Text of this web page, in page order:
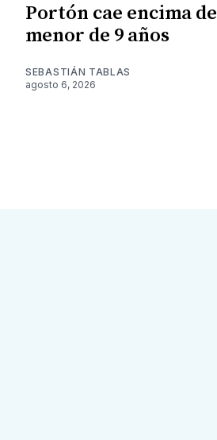
Portón cae encima de
menor de 9 años
SEBASTIÁN TABLAS
agosto 6, 2026